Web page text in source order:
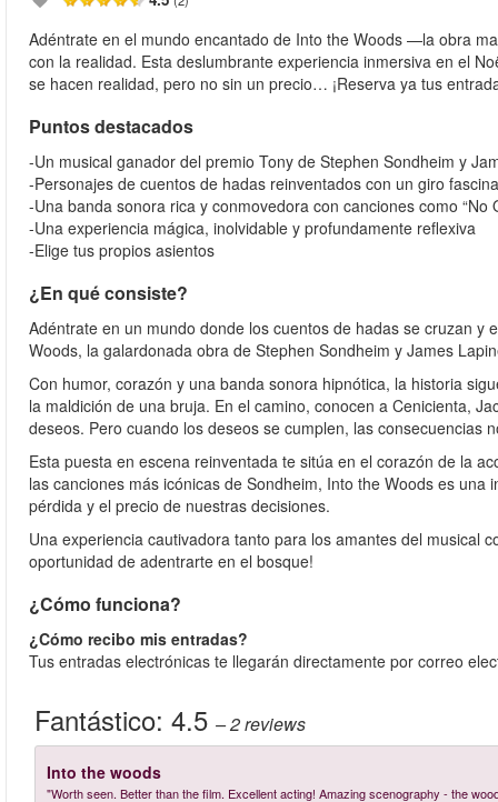
Adéntrate en el mundo encantado de Into the Woods —la obra
con la realidad. Esta deslumbrante experiencia inmersiva en el
se hacen realidad, pero no sin un precio… ¡Reserva ya tus
Puntos destacados
-Un musical ganador del premio Tony de Stephen Sondheim y
-Personajes de cuentos de hadas reinventados con un giro
-Una banda sonora rica y conmovedora con canciones como “No
-Una experiencia mágica, inolvidable y profundamente reflexiva
-Elige tus propios asientos
¿En qué consiste?
Adéntrate en un mundo donde los cuentos de hadas se cruzan y
Woods, la galardonada obra de Stephen Sondheim y James
Con humor, corazón y una banda sonora hipnótica, la historia
la maldición de una bruja. En el camino, conocen a Cenicienta,
deseos. Pero cuando los deseos se cumplen, las consecuencias
Esta puesta en escena reinventada te sitúa en el corazón de la
las canciones más icónicas de Sondheim, Into the Woods es
pérdida y el precio de nuestras decisiones.
Una experiencia cautivadora tanto para los amantes del musical
oportunidad de adentrarte en el bosque!
¿Cómo funciona?
¿Cómo recibo mis entradas?
Tus entradas electrónicas te llegarán directamente por correo
Fantástico: 4.5 – 2reviews
Into the woods
"Worth seen. Better than the film. Excellent acting! Amazing scenography - the